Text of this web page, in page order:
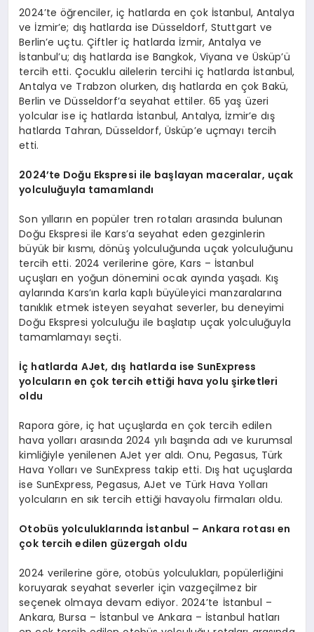
2024’te öğrenciler, iç hatlarda en çok İstanbul, Antalya
ve İzmir’e; dış hatlarda ise Düsseldorf, Stuttgart ve
Berlin’e uçtu. Çiftler iç hatlarda İzmir, Antalya ve
İstanbul’u; dış hatlarda ise Bangkok, Viyana ve Üsküp’ü
tercih etti. Çocuklu ailelerin tercihi iç hatlarda İstanbul,
Antalya ve Trabzon olurken, dış hatlarda en çok Bakü,
Berlin ve Düsseldorf’a seyahat ettiler. 65 yaş üzeri
yolcular ise iç hatlarda İstanbul, Antalya, İzmir’e dış
hatlarda Tahran, Düsseldorf, Üsküp’e uçmayı tercih
etti.
2024’te Doğu Ekspresi ile başlayan maceralar, uçak
yolculuğuyla tamamlandı
Son yılların en popüler tren rotaları arasında bulunan
Doğu Ekspresi ile Kars’a seyahat eden gezginlerin
büyük bir kısmı, dönüş yolculuğunda uçak yolculuğunu
tercih etti. 2024 verilerine göre, Kars – İstanbul
uçuşları en yoğun dönemini ocak ayında yaşadı. Kış
aylarında Kars’ın karla kaplı büyüleyici manzaralarına
tanıklık etmek isteyen seyahat severler, bu deneyimi
Doğu Ekspresi yolculuğu ile başlatıp uçak yolculuğuyla
tamamlamayı seçti.
İç hatlarda AJet, dış hatlarda ise SunExpress
yolcuların en çok tercih ettiği hava yolu şirketleri
oldu
Rapora göre, iç hat uçuşlarda en çok tercih edilen
hava yolları arasında 2024 yılı başında adı ve kurumsal
kimliğiyle yenilenen AJet yer aldı. Onu, Pegasus, Türk
Hava Yolları ve SunExpress takip etti. Dış hat uçuşlarda
ise SunExpress, Pegasus, AJet ve Türk Hava Yolları
yolcuların en sık tercih ettiği havayolu firmaları oldu.
Otobüs yolculuklarında İstanbul – Ankara rotası en
çok tercih edilen güzergah oldu
2024 verilerine göre, otobüs yolculukları, popülerliğini
koruyarak seyahat severler için vazgeçilmez bir
seçenek olmaya devam ediyor. 2024’te İstanbul –
Ankara, Bursa – İstanbul ve Ankara – İstanbul hatları